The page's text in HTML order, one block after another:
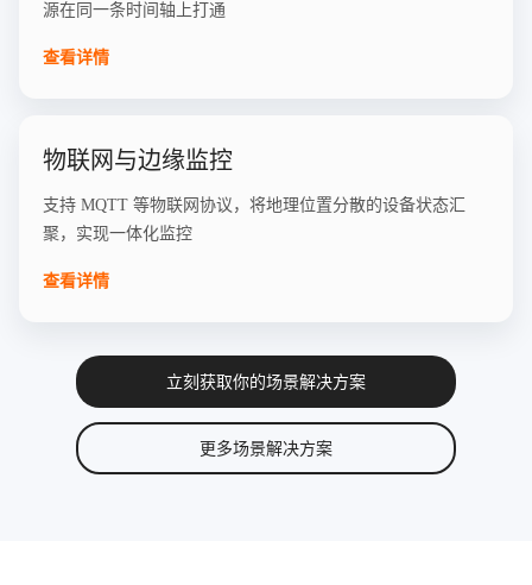
源在同一条时间轴上打通
查看详情
物联网与边缘监控
支持 MQTT 等物联网协议，将地理位置分散的设备状态汇
聚，实现一体化监控
查看详情
立刻获取你的场景解决方案
更多场景解决方案